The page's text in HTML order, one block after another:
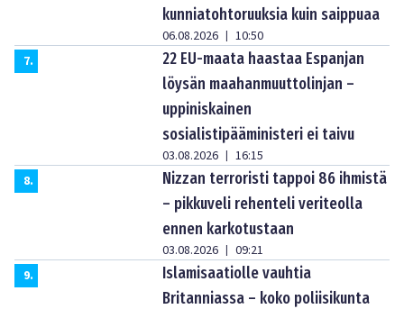
kunniatohtoruuksia kuin saippuaa
06.08.2026 | 10:50
7.
22 EU-maata haastaa Espanjan
löysän maahanmuuttolinjan –
uppiniskainen
sosialistipääministeri ei taivu
03.08.2026 | 16:15
8.
Nizzan terroristi tappoi 86 ihmistä
– pikkuveli rehenteli veriteolla
ennen karkotustaan
03.08.2026 | 09:21
9.
Islamisaatiolle vauhtia
Britanniassa – koko poliisikunta